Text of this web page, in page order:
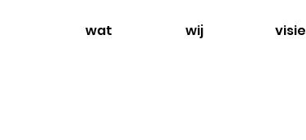
wat wij visie